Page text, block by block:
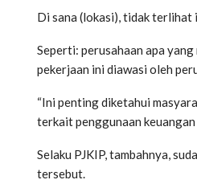
Di sana (lokasi), tidak
Seperti: perusahaan apa
pekerjaan ini diawasi oleh
“Ini penting diketahui
terkait penggunaan
Selaku PJKIP, tambahnya,
tersebut.